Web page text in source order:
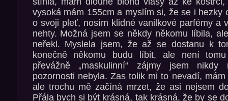
vysoká mám 155cm a myslím si, že se i hezky
o svoji pleť, nosím klidné vanilkové parfémy a
nehty. Možná jsem se někdy někomu líbila,
neřekl. Myslela jsem, že až se dostanu k
konečně někomu budu líbit, ale není
převážně „maskulinní“ zájmy jsem nikdy
pozornosti nebyla. Zas tolik mi to nevadí,
ale trochu mě začíná mrzet, že asi nejsem
Přála bych si být krásná, tak krásná, že by se